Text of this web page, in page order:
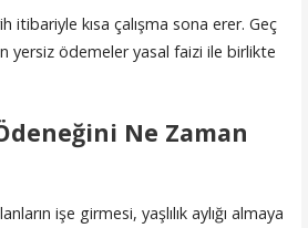
itibariyle kısa çalışma sona erer. Geç
yersiz ödemeler yasal faizi ile birlikte
Ne Zaman
işe girmesi, yaşlılık aylığı almaya